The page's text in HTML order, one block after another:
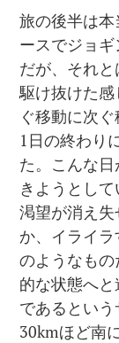
旅の後半は
ースでジョ
だが、それ
駆け抜けた
ぐ移動に次
1日の終わり
た。こんな
きようとし
渇望が消え
か、イライ
のようなも
的な状態へ
であるとい
30kmほど南